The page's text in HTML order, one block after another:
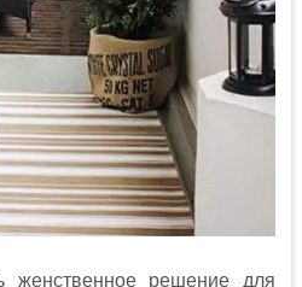
женственное решение для